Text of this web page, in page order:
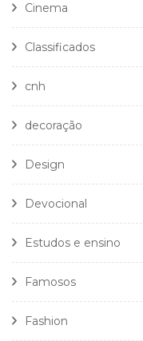
Cinema
Classificados
cnh
decoração
Design
Devocional
Estudos e ensino
Famosos
Fashion